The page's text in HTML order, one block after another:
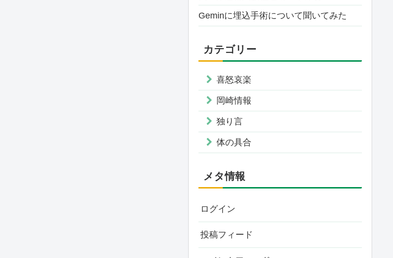
Geminに埋込手術について聞いてみた
カテゴリー
喜怒哀楽
岡崎情報
独り言
体の具合
メタ情報
ログイン
投稿フィード